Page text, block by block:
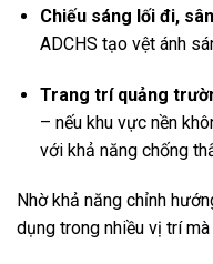
Chiếu sáng lối đi,
ADCHS tạo vệt ánh
Trang trí quảng
– nếu khu vực nền
với khả năng chống
Nhờ khả năng chỉnh
dụng trong nhiều vị trí